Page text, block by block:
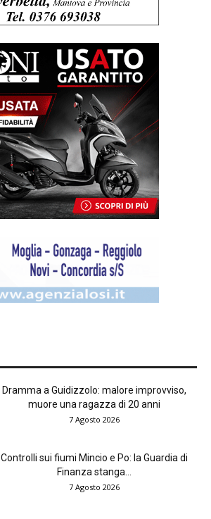
Dramma a Guidizzolo: malore improvviso,
muore una ragazza di 20 anni
7 Agosto 2026
Controlli sui fiumi Mincio e Po: la Guardia di
Finanza stanga...
7 Agosto 2026